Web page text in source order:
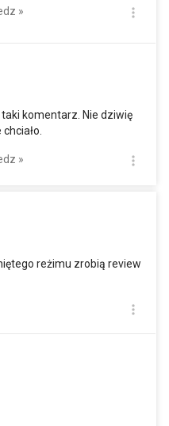
»
komentarz. Nie dziwię
»
reżimu zrobią review